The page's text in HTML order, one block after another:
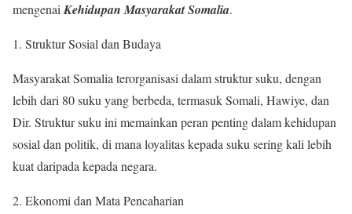
mengenaiKehidupan Masyarakat Somalia.
1. Struktur Sosial dan Budaya
Masyarakat Somalia terorganisasi dalam struktur suku, dengan
lebih dari 80 suku yang berbeda, termasuk Somali, Hawiye, dan
Dir. Struktur suku ini memainkan peran penting dalam kehidupan
sosial dan politik, di mana loyalitas kepada suku sering kali lebih
kuat daripada kepada negara.
2. Ekonomi dan Mata Pencaharian